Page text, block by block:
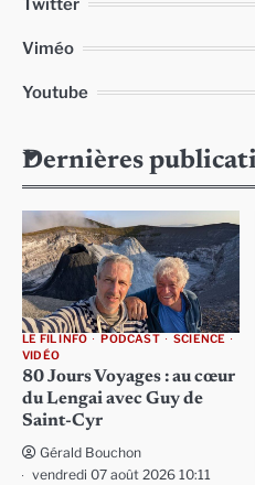
Twitter
Viméo
Youtube
Dernières
LE FIL INFO PODCAST
SCIENCE
VIDÉO
80 Jours Voyages : au cœur
du Lengai avec Guy de
Saint-Cyr
Gérald Bouchon
vendredi 07 août 2026 10:11